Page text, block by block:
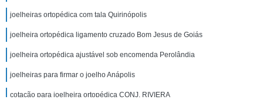
joelheiras ortopédica com tala Quirinópolis
joelheira ortopédica ligamento cruzado Bom Jesus de Goiás
joelheira ortopédica ajustável sob encomenda Perolândia
joelheiras para firmar o joelho Anápolis
cotação para joelheira ortopédica CONJ. RIVIERA